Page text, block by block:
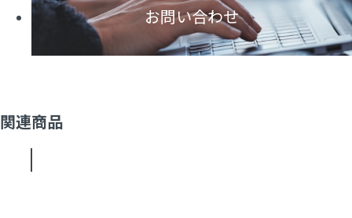
お問い合わせ
関連商品